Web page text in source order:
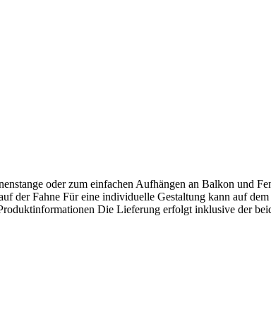
oder zum einfachen Aufhängen an Balkon und
der Fahne Für eine individuelle Gestaltung kann auf
Die Lieferung erfolgt inklusive der